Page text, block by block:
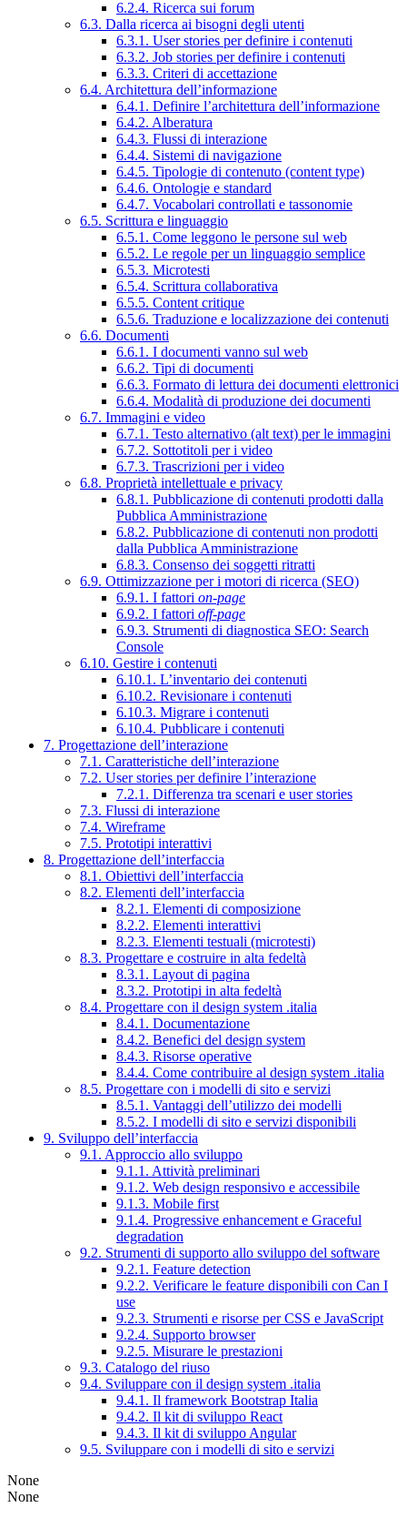
6.2.4. Ricerca sui forum
6.3. Dalla ricerca ai bisogni degli utenti
6.3.1. User stories per definire i contenuti
6.3.2. Job stories per definire i contenuti
6.3.3. Criteri di accettazione
6.4. Architettura dell’informazione
6.4.1. Definire l’architettura dell’informazione
6.4.2. Alberatura
6.4.3. Flussi di interazione
6.4.4. Sistemi di navigazione
6.4.5. Tipologie di contenuto (content type)
6.4.6. Ontologie e standard
6.4.7. Vocabolari controllati e tassonomie
6.5. Scrittura e linguaggio
6.5.1. Come leggono le persone sul web
6.5.2. Le regole per un linguaggio semplice
6.5.3. Microtesti
6.5.4. Scrittura collaborativa
6.5.5. Content critique
6.5.6. Traduzione e localizzazione dei contenuti
6.6. Documenti
6.6.1. I documenti vanno sul web
6.6.2. Tipi di documenti
6.6.3. Formato di lettura dei documenti elettronici
6.6.4. Modalità di produzione dei documenti
6.7. Immagini e video
6.7.1. Testo alternativo (alt text) per le immagini
6.7.2. Sottotitoli per i video
6.7.3. Trascrizioni per i video
6.8. Proprietà intellettuale e privacy
6.8.1. Pubblicazione di contenuti prodotti dalla
Pubblica Amministrazione
6.8.2. Pubblicazione di contenuti non prodotti
dalla Pubblica Amministrazione
6.8.3. Consenso dei soggetti ritratti
6.9. Ottimizzazione per i motori di ricerca (SEO)
6.9.1. I fattori on-page
6.9.2. I fattori off-page
6.9.3. Strumenti di diagnostica SEO: Search
Console
6.10. Gestire i contenuti
6.10.1. L’inventario dei contenuti
6.10.2. Revisionare i contenuti
6.10.3. Migrare i contenuti
6.10.4. Pubblicare i contenuti
7. Progettazione dell’interazione
7.1. Caratteristiche dell’interazione
7.2. User stories per definire l’interazione
7.2.1. Differenza tra scenari e user stories
7.3. Flussi di interazione
7.4. Wireframe
7.5. Prototipi interattivi
8. Progettazione dell’interfaccia
8.1. Obiettivi dell’interfaccia
8.2. Elementi dell’interfaccia
8.2.1. Elementi di composizione
8.2.2. Elementi interattivi
8.2.3. Elementi testuali (microtesti)
8.3. Progettare e costruire in alta fedeltà
8.3.1. Layout di pagina
8.3.2. Prototipi in alta fedeltà
8.4. Progettare con il design system .italia
8.4.1. Documentazione
8.4.2. Benefici del design system
8.4.3. Risorse operative
8.4.4. Come contribuire al design system .italia
8.5. Progettare con i modelli di sito e servizi
8.5.1. Vantaggi dell’utilizzo dei modelli
8.5.2. I modelli di sito e servizi disponibili
9. Sviluppo dell’interfaccia
9.1. Approccio allo sviluppo
9.1.1. Attività preliminari
9.1.2. Web design responsivo e accessibile
9.1.3. Mobile first
9.1.4. Progressive enhancement e Graceful
degradation
9.2. Strumenti di supporto allo sviluppo del software
9.2.1. Feature detection
9.2.2. Verificare le feature disponibili con Can I
use
9.2.3. Strumenti e risorse per CSS e JavaScript
9.2.4. Supporto browser
9.2.5. Misurare le prestazioni
9.3. Catalogo del riuso
9.4. Sviluppare con il design system .italia
9.4.1. Il framework Bootstrap Italia
9.4.2. Il kit di sviluppo React
9.4.3. Il kit di sviluppo Angular
9.5. Sviluppare con i modelli di sito e servizi
None
None